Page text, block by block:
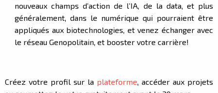
nouveaux champs d’action de l’IA, de la data, et plus
généralement, dans le numérique qui pourraient être
appliqués aux biotechnologies, et venez échanger avec
le réseau Genopolitain, et booster votre carrière!
Créez votre profil sur la plateforme , accéder aux projets